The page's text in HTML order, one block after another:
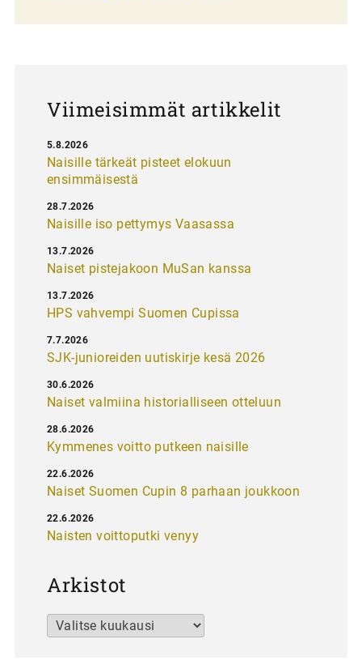
Viimeisimmät artikkelit
Naisille tärkeät pisteet elokuun
ensimmäisestä
5.8.2026
Naisille iso pettymys Vaasassa
28.7.2026
Naiset pistejakoon MuSan kanssa
13.7.2026
HPS vahvempi Suomen Cupissa
13.7.2026
SJK-junioreiden uutiskirje kesä 2026
7.7.2026
Naiset valmiina historialliseen otteluun
30.6.2026
Kymmenes voitto putkeen naisille
28.6.2026
Naiset Suomen Cupin 8 parhaan joukkoon
22.6.2026
Naisten voittoputki venyy
22.6.2026
Arkistot
Arkistot